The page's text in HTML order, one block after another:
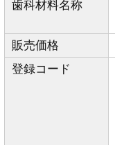
歯科材料名称
販売価格
登録コード